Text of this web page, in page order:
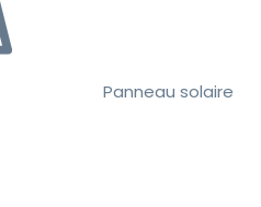
Panneau solaire